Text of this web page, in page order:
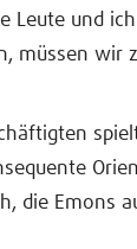
Leute und
müssen wir
die Emons